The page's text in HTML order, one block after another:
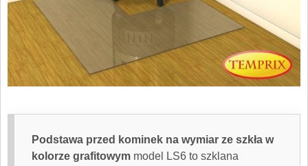
Podstawa przed kominek na wymiar ze szkła w
kolorze grafitowym model LS6 to szklana